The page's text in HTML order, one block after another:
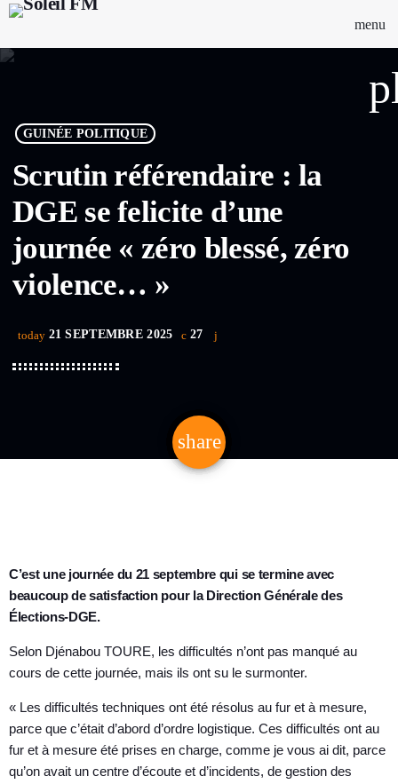
menu
GUINÉE POLITIQUE
Scrutin référendaire : la
DGE se felicite d’une
journée « zéro blessé, zéro
violence… »
today 21 SEPTEMBRE 2025 27
share
email
C’est une journée du 21 septembre qui se termine avec
beaucoup de satisfaction pour la Direction Générale des
Élections-DGE.
Selon Djénabou TOURE, les difficultés n’ont pas manqué au
cours de cette journée, mais ils ont su le surmonter.
« Les difficultés techniques ont été résolus au fur et à mesure,
parce que c’était d’abord d’ordre logistique. Ces difficultés ont au
fur et à mesure été prises en charge, comme je vous ai dit, parce
qu’on avait un centre d’écoute et d’incidents, de gestion des